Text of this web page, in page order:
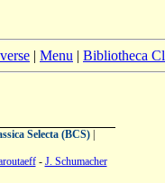
| Menu | Bibliotheca
Selecta (BCS)|
- J. Schumacher